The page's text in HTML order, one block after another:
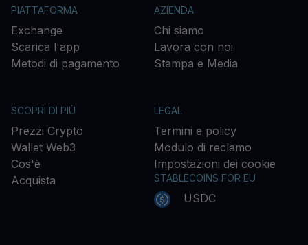
PIATTAFORMA
Exchange
Scarica l'app
Metodi di pagamento
AZIENDA
Chi siamo
Lavora con noi
Stampa e Media
SCOPRI DI PIÙ
Prezzi Crypto
Wallet Web3
Cos'è
Acquista
LEGAL
Termini e policy
Modulo di reclamo
Impostazioni dei cookie
STABLECOINS FOR EU
USDC